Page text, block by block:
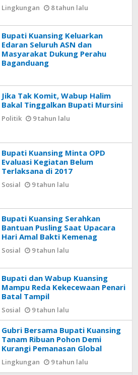
Lingkungan 8 tahun lalu
Bupati Kuansing Keluarkan
Edaran Seluruh ASN dan
Masyarakat Dukung Perahu
Baganduang
Jika Tak Komit, Wabup Halim
Bakal Tinggalkan Bupati Mursini
Politik 9 tahun lalu
Bupati Kuansing Minta OPD
Evaluasi Kegiatan Belum
Terlaksana di 2017
Sosial 9 tahun lalu
Bupati Kuansing Serahkan
Bantuan Pusling Saat Upacara
Hari Amal Bakti Kemenag
Sosial 9 tahun lalu
Bupati dan Wabup Kuansing
Mampu Reda Kekecewaan Penari
Batal Tampil
Sosial 9 tahun lalu
Gubri Bersama Bupati Kuansing
Tanam Ribuan Pohon Demi
Kurangi Pemanasan Global
Lingkungan
9 tahun lalu